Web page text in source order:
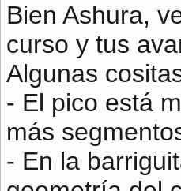
Bien Ashura,
curso y tus
Algunas
- El pico está
más
- En la